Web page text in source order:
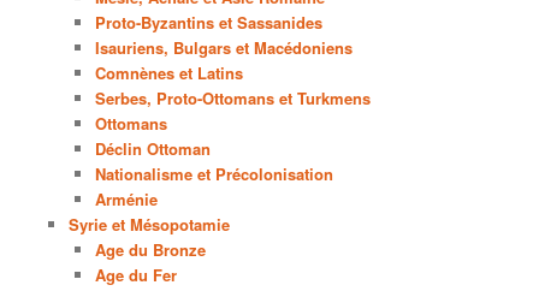
Proto-Byzantins et Sassanides
Isauriens, Bulgars et Macédoniens
Comnènes et Latins
Serbes, Proto-Ottomans et Turkmens
Ottomans
Déclin Ottoman
Nationalisme et Précolonisation
Arménie
Syrie et Mésopotamie
Age du Bronze
Age du Fer